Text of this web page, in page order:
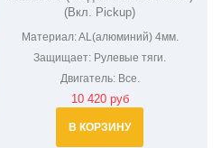
(Вкл. Pickup)
Материал:AL(алюминий) 4мм.
Защищает: Рулевые тяги.
Двигатель:Все.
10 420 руб
В КОРЗИНУ